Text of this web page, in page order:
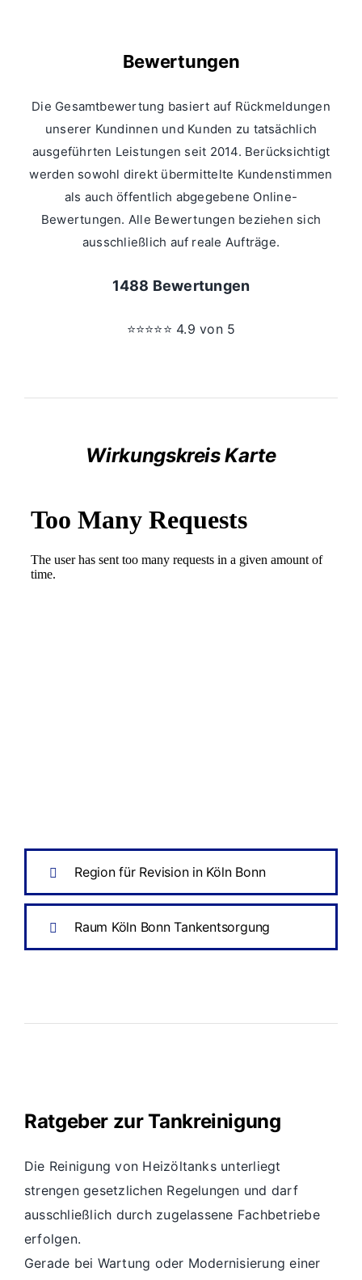
Bewertungen
Die Gesamtbewertung basiert auf Rückmeldungen
unserer Kundinnen und Kunden zu tatsächlich
ausgeführten Leistungen seit 2014. Berücksichtigt
werden sowohl direkt übermittelte Kundenstimmen
als auch öffentlich abgegebene Online-
Bewertungen. Alle Bewertungen beziehen sich
ausschließlich auf reale Aufträge.
1488 Bewertungen
⭐⭐⭐⭐⭐ 4.9 von 5
Wirkungskreis Karte
Region für Revision in Köln Bonn
Raum Köln Bonn Tankentsorgung
Ratgeber zur Tankreinigung
Die Reinigung von Heizöltanks unterliegt
strengen gesetzlichen Regelungen und darf
ausschließlich durch zugelassene Fachbetriebe
erfolgen.
Gerade bei Wartung oder Modernisierung einer